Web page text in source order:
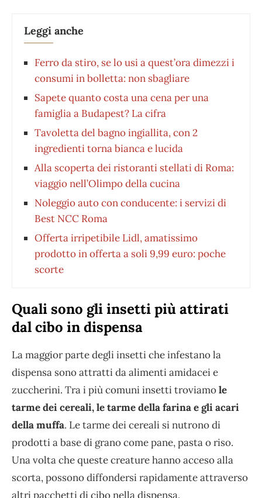
Leggi anche
Ferro da stiro, se lo usi a quest’ora dimezzi i
consumi in bolletta: non sbagliare
Sapete quanto costa una cena per una
famiglia a Budapest? La cifra
Tavoletta del bagno ingiallita, con 2
ingredienti torna bianca e lucida
Alla scoperta dei ristoranti stellati di Roma:
viaggio nell’Olimpo della cucina
Noleggio auto con conducente: i servizi di
Best NCC Roma
Offerta irripetibile Lidl, amatissimo
prodotto in offerta a soli 9,99 euro: poche
scorte
Quali sono gli insetti più attirati
dal cibo in dispensa
La maggior parte degli insetti che infestano la
dispensa sono attratti da alimenti amidacei e
zuccherini. Tra i più comuni insetti troviamole
tarme dei cereali, le tarme della farina e gli acari
della muffa. Le tarme dei cereali si nutrono di
prodotti a base di grano come pane, pasta o riso.
Una volta che queste creature hanno acceso alla
scorta, possono diffondersi rapidamente attraverso
altri pacchetti di cibo nella dispensa.